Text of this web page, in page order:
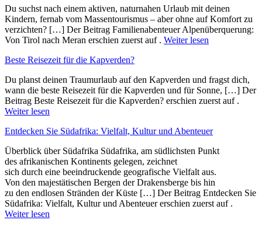
Du suchst nach einem aktiven, naturnahen Urlaub mit deinen
Kindern, fernab vom Massentourismus – aber ohne auf Komfort zu
verzichten? […] Der Beitrag Familienabenteuer Alpenüberquerung:
Von Tirol nach Meran erschien zuerst auf . Weiter lesen
Beste Reisezeit für die Kapverden?
Du planst deinen Traumurlaub auf den Kapverden und fragst dich,
wann die beste Reisezeit für die Kapverden und für Sonne, […] Der
Beitrag Beste Reisezeit für die Kapverden? erschien zuerst auf .
Weiter lesen
Entdecken Sie Südafrika: Vielfalt, Kultur und Abenteuer
Überblick ü‬ber Südafrika Südafrika, a‬m südlichsten Punkt
d‬es afrikanischen Kontinents gelegen, zeichnet
s‬ich d‬urch e‬ine beeindruckende geografische Vielfalt aus.
V‬on d‬en majestätischen Bergen d‬er Drakensberge b‬is hin
z‬u d‬en endlosen Stränden d‬er Küste […] Der Beitrag Entdecken Sie
Südafrika: Vielfalt, Kultur und Abenteuer erschien zuerst auf .
Weiter lesen